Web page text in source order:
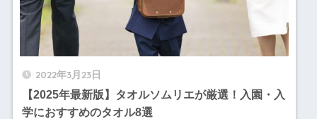
2022年3月23日
【2025年最新版】タオルソムリエが厳選！入園・入
学におすすめのタオル8選